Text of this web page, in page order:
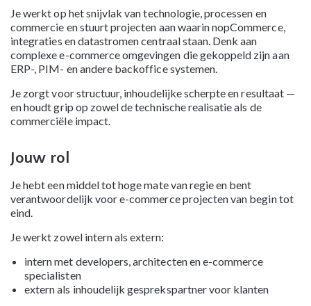
Je werkt op het snijvlak van technologie, processen en
commercie en stuurt projecten aan waarin nopCommerce,
integraties en datastromen centraal staan. Denk aan
complexe e-commerce omgevingen die gekoppeld zijn aan
ERP-, PIM- en andere backoffice systemen.
Je zorgt voor structuur, inhoudelijke scherpte en resultaat —
en houdt grip op zowel de technische realisatie als de
commerciële impact.
Jouw rol
Je hebt een middel tot hoge mate van regie en bent
verantwoordelijk voor e-commerce projecten van begin tot
eind.
Je werkt zowel intern als extern:
intern met developers, architecten en e-commerce
specialisten
extern als inhoudelijk gesprekspartner voor klanten